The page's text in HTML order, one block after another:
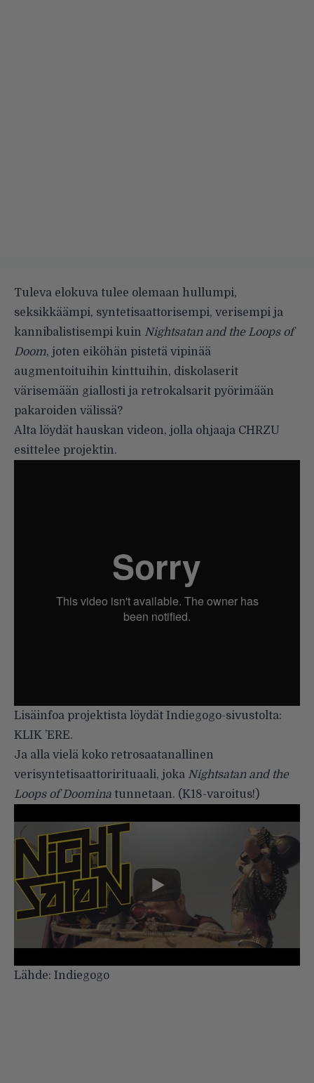
Tuleva elokuva tulee olemaan hullumpi,
seksikkäämpi, syntetisaattorisempi, verisempi ja
kannibalistisempi kuin Nightsatan and the Loops of
Doom, joten eiköhän pistetä vipinää
augmentoituihin kinttuihin, diskolaserit
värisemään giallosti ja retrokalsarit pyörimään
pakaroiden välissä?
Alta löydät hauskan videon, jolla ohjaaja CHRZU
esittelee projektin.
Lisäinfoa projektista löydät Indiegogo-sivustolta:
KLIK ’ERE.
Ja alla vielä koko retrosaatanallinen
verisyntetisaattorirituaali, joka Nightsatan and the
Loops of Doomina tunnetaan. (K18-varoitus!)
Lähde: Indiegogo